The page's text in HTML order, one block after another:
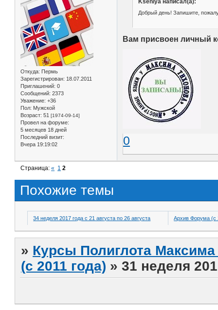
Откуда: Пермь
Зарегистрирован: 18.07.2011
Приглашений: 0
Сообщений: 2373
Уважение: +36
Пол: Мужской
Возраст: 51 [1974-09-14]
Провел на форуме:
5 месяцев 18 дней
Последний визит:
Вчера 19:19:02
Добрый день! Запишите,
Вам присвоен личный
0
Страница:« 1 2
Похожие темы
34 неделя 2017 года с 21 августа по 26 августа Архив Форума (с
» Курсы Полиглота
(с 2011 года) »31 неделя